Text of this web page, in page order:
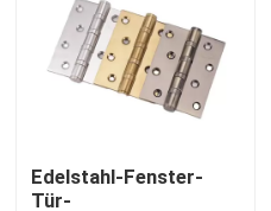
Edelstahl-Fenster-
Tür-